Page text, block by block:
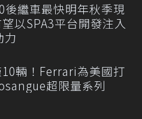
後繼車最快明年秋季現
以SPA3平台開發注入
力
輛！Ferrari為美國打
超限量系列